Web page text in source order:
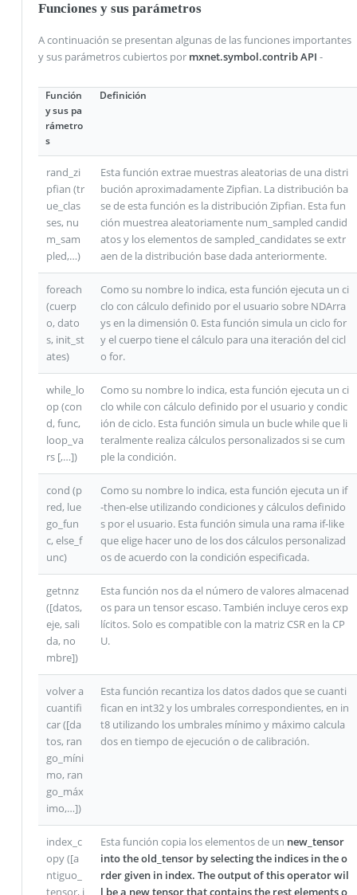
Funciones y sus parámetros
A continuación se presentan algunas de las funciones importantes
y sus parámetros cubiertos por mxnet.symbol.contrib API -
Función
y sus pa
rámetro
s
Definición
rand_zi
pfian (tr
ue_clas
ses, nu
m_sam
pled,…)
Esta función extrae muestras aleatorias de una distri
bución aproximadamente Zipfian. La distribución ba
se de esta función es la distribución Zipfian. Esta fun
ción muestrea aleatoriamente num_sampled candid
atos y los elementos de sampled_candidates se extr
aen de la distribución base dada anteriormente.
foreach
(cuerp
o, dato
s, init_st
ates)
Como su nombre lo indica, esta función ejecuta un ci
clo con cálculo definido por el usuario sobre NDArra
ys en la dimensión 0. Esta función simula un ciclo for
y el cuerpo tiene el cálculo para una iteración del cicl
o for.
while_lo
op (con
d, func,
loop_va
rs [,…])
Como su nombre lo indica, esta función ejecuta un ci
clo while con cálculo definido por el usuario y condic
ión de ciclo. Esta función simula un bucle while que li
teralmente realiza cálculos personalizados si se cum
ple la condición.
cond (p
red, lue
go_fun
c, else_f
unc)
Como su nombre lo indica, esta función ejecuta un if
-then-else utilizando condiciones y cálculos definido
s por el usuario. Esta función simula una rama if-like
que elige hacer uno de los dos cálculos personalizad
os de acuerdo con la condición especificada.
getnnz
([datos,
eje, sali
da, no
mbre])
Esta función nos da el número de valores almacenad
os para un tensor escaso. También incluye ceros exp
lícitos. Solo es compatible con la matriz CSR en la CP
U.
volver a
cuantifi
car ([da
tos, ran
go_míni
mo, ran
go_máx
imo,…])
Esta función recantiza los datos dados que se cuanti
fican en int32 y los umbrales correspondientes, en in
t8 utilizando los umbrales mínimo y máximo calcula
dos en tiempo de ejecución o de calibración.
index_c
opy ([a
ntiguo_
tensor, i
Esta función copia los elementos de un new_tensor
into the old_tensor by selecting the indices in the o
rder given in index. The output of this operator wil
l be a new tensor that contains the rest elements o